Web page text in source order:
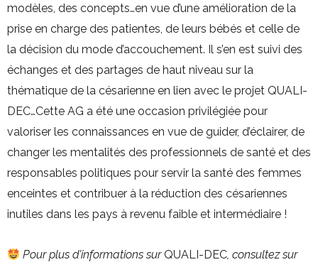
modèles, des concepts…en vue d’une amélioration de la
prise en charge des patientes, de leurs bébés et celle de
la décision du mode d’accouchement. Il s’en est suivi des
échanges et des partages de haut niveau sur la
thématique de la césarienne en lien avec le projet QUALI-
DEC…Cette AG a été une occasion privilégiée pour
valoriser les connaissances en vue de guider, d’éclairer, de
changer les mentalités des professionnels de santé et des
responsables politiques pour servir la santé des femmes
enceintes et contribuer à la réduction des césariennes
inutiles dans les pays à revenu faible et intermédiaire !
Pour plus d’informations sur QUALI-DEC, consultez sur